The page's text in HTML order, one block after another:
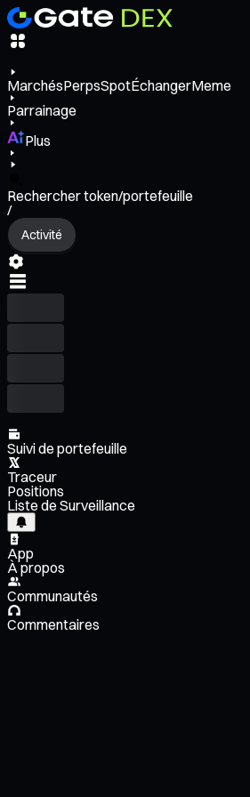
MarchésPerpsSpotÉchangerMeme
Parrainage
Plus
Rechercher token/portefeuille
/
Activité
Suivi de portefeuille
Traceur
Positions
Liste de Surveillance
App
À propos
Communautés
Commentaires